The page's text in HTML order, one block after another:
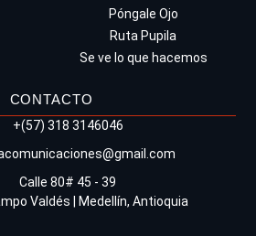
Póngale Ojo
Ruta Pupila
Se ve lo que hacemos
CONTACTO
+(57) 318 3146046
Calle 80# 45 - 39
Valdés | Medellín, Antioquia